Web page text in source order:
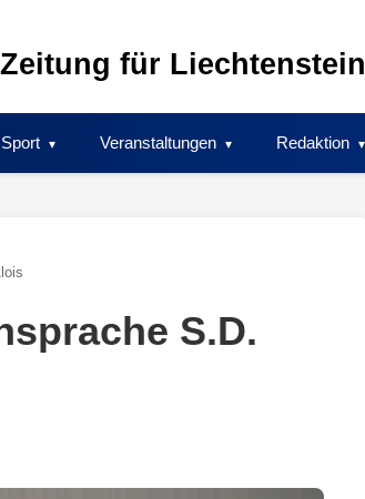
für Liechtenstein
Sport Veranstaltungen Redaktion
S.D.